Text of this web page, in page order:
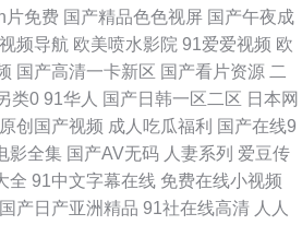
交视频 99福利网 激清色色 免费人成自尉网站
交91 蜜桃福利视频 久久8热 午夜激情视频网
在线 岛国大片网站 国产午夜福利影院 美国性福
网 一区三区 AV天堂电影院 国产精区 欧美一级
片免费 国产精品色色视屏 国产午夜成
频导航 欧美喷水影院 91爱爱视频 欧
国产高清一卡新区 国产看片资源 二
类0 91华人 国产日韩一区二区 日本网
创国产视频 成人吃瓜福利 国产在线9
影全集 国产AV无码 人妻系列 爱豆传
全 91中文字幕在线 免费在线小视频
国产日产亚洲精品 91社在线高清 人人